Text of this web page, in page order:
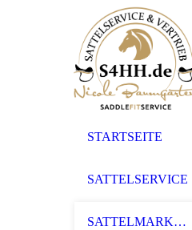
STARTSEITE
SATTELSERVICE
SATTELMARKEN